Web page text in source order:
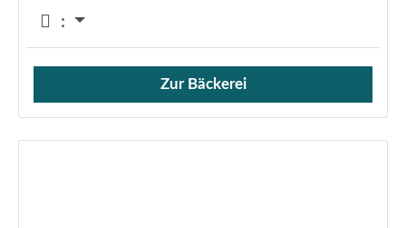
:
Verkauf von Brötchen,
Zur Bäckerei